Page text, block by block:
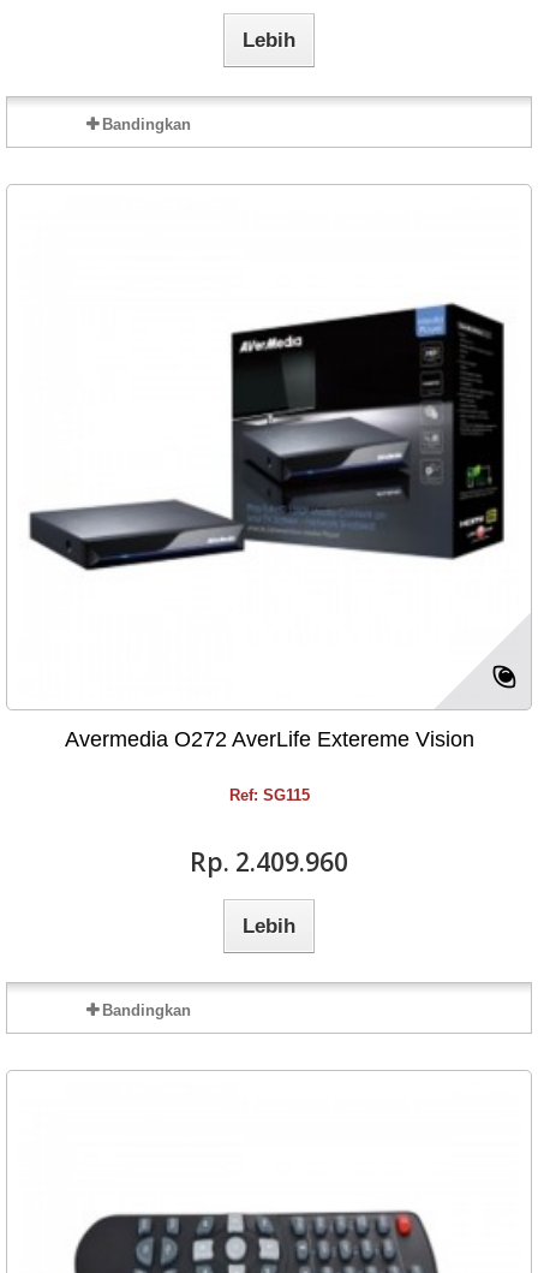
Lebih
Bandingkan
Avermedia O272 AverLife Extereme Vision
Ref: SG115
Rp‎. 2.409.960
Lebih
Bandingkan